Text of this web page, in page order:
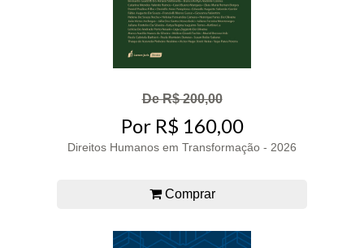
De R$ 200,00
Por R$ 160,00
Direitos Humanos em Transformação - 2026
Comprar